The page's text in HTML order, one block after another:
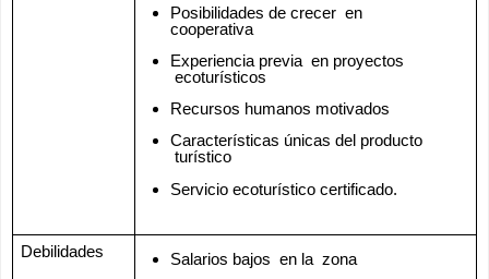
Posibilidades de crecer  en
cooperativa
Experiencia previa  en proyectos
ecoturísticos
Recursos humanos motivados
Características únicas del producto
turístico
Servicio ecoturístico certificado.
Debilidades
Salarios bajos  en la  zona